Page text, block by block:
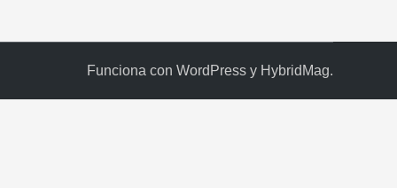
Funciona con WordPress y HybridMag.